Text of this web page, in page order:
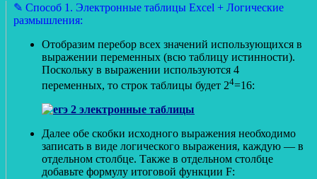
✎ Способ 1. Электронные таблицы Excel + Логические
размышления:
Отобразим перебор всех значений использующихся в
выражении переменных (всю таблицу истинности).
Поскольку в выражении используются 4
переменных, то строк таблицы будет 24=16:
Далее обе скобки исходного выражения необходимо
записать в виде логического выражения, каждую — в
отдельном столбце. Также в отдельном столбце
добавьте формулу итоговой функции F: